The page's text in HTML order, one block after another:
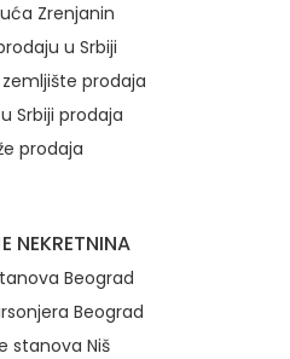
Zrenjanin
u Srbiji
prodaja
Srbiji prodaja
prodaja
NEKRETNINA
Beograd
Beograd
stanova Niš